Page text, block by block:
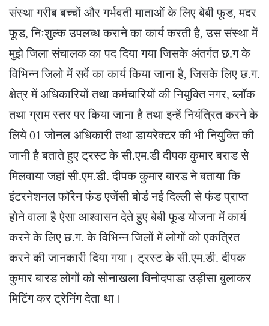
संस्था गरीब बच्चों और गर्भवती माताओं के लिए बेबी फूड, मदर
फूड, निःशुल्क उपलब्ध कराने का कार्य करती है, उस संस्था में
मुझे जिला संचालक का पद दिया गया जिसके अंतर्गत छ.ग के
विभिन्न जिलो में सर्वे का कार्य किया जाना है, जिसके लिए छ.ग.
क्षेत्र में अधिकारियों तथा कर्मचारियों की नियुक्ति नगर, ब्लॉक
तथा ग्राम स्तर पर किया जाना है तथा इन्हें नियंत्रित करने के
लिये 01 जोनल अधिकारी तथा डायरेक्टर की भी नियुक्ति की
जानी है बताते हुए ट्रस्ट के सी.एम.डी दीपक कुमार बराड से
मिलवाया जहां सी.एम.डी. दीपक कुमार बारड ने बताया कि
इंटरनेशनल फॉरेन फंड एजेंसी बोर्ड नई दिल्ली से फंड प्राप्त
होने वाला है ऐसा आश्वासन देते हुए बेबी फूड योजना में कार्य
करने के लिए छ.ग. के विभिन्न जिलों में लोगों को एकत्रित
करने की जानकारी दिया गया। ट्रस्ट के सी.एम.डी. दीपक
कुमार बारड लोगों को सोनाखला विनोदपाडा उड़ीसा बुलाकर
मिटिंग कर ट्रेनिंग देता था।